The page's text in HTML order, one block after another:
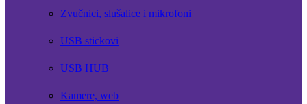
Zvučnici, slušalice i mikrofoni
USB stickovi
USB HUB
Kamere, web